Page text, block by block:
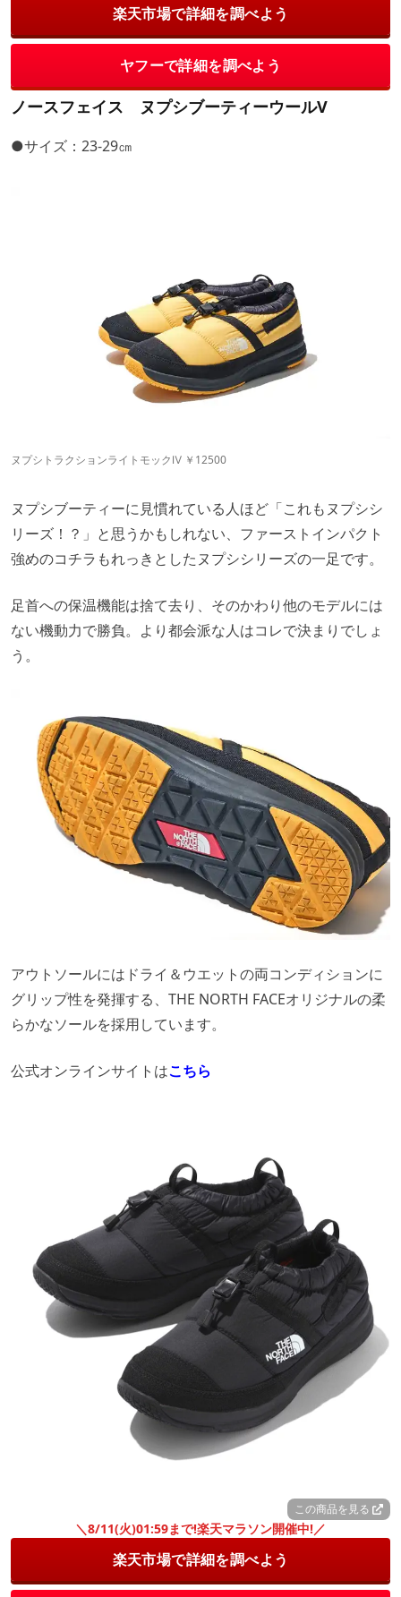
楽天市場で詳細を調べよう
ヤフーで詳細を調べよう
ノースフェイス ヌプシブーティーウールV
●サイズ：23-29㎝
ヌプシトラクションライトモックⅣ ￥12500
ヌプシブーティーに見慣れている人ほど「これもヌプシシ
リーズ！？」と思うかもしれない、ファーストインパクト
強めのコチラもれっきとしたヌプシシリーズの一足です。
足首への保温機能は捨て去り、そのかわり他のモデルには
ない機動力で勝負。より都会派な人はコレで決まりでしょ
う。
アウトソールにはドライ＆ウエットの両コンディションに
グリップ性を発揮する、THE NORTH FACEオリジナルの柔
らかなソールを採用しています。
公式オンラインサイトはこちら
この商品を見る
＼8/11(火)01:59まで!楽天マラソン開催中!／
楽天市場で詳細を調べよう